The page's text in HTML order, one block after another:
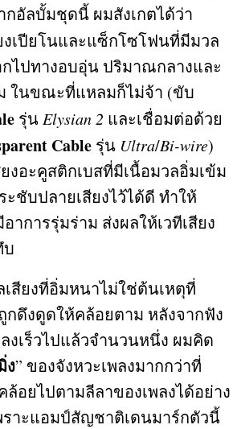
กอัลบั้มชุดนี้ ผมสังเกตได้ว่า
งเปียโนและแซ็กโซโฟนที่มีมวล
ไปทางอบอุ่น ปริมาณกลางและ
ในขณะที่แหลมก็ไม่จ้า (ขับ
รุ่น Elysian 2 และเชื่อมต่อด้วย
Cable รุ่น Ultra/Bi-wire)
งอะคูสติกเบสที่มีเนื้อมวลอิ่มเข้ม
ชับปลายเสียงไว้ได้ดี ทำให้
าการรุ่มร่าม ส่งผลให้เวทีเสียง
บ
เสียงที่อิ่มหนาไม่ใช่ต้นเหตุที่
กดึงดูดให้คล้อยตาม หลังจากฟัง
งเร็วไปแล้วจำนวนหนึ่ง ผมคิด
ง” ของจังหวะเพลงมากกว่าที่
อยไปตามลีลาของเพลงได้อย่าง
าะแอมป์สัญชาติเดนมาร์กตัวนี้